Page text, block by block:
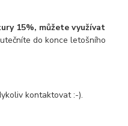
15%, můžete využívat
do konce letošního
kontaktovat :-).